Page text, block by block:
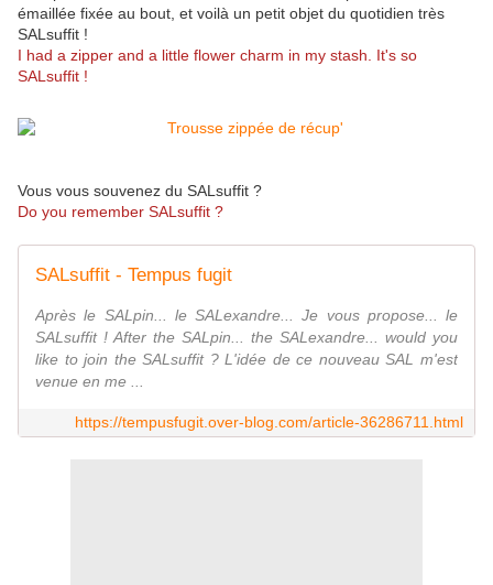
émaillée fixée au bout, et voilà un petit objet du quotidien très
SALsuffit !
I had a zipper and a little flower charm in my stash. It's so
SALsuffit !
Vous vous souvenez du SALsuffit ?
Do you remember SALsuffit ?
SALsuffit - Tempus fugit
Après le SALpin... le SALexandre... Je vous propose... le
SALsuffit ! After the SALpin... the SALexandre... would you
like to join the SALsuffit ? L'idée de ce nouveau SAL m'est
venue en me ...
https://tempusfugit.over-blog.com/article-36286711.html